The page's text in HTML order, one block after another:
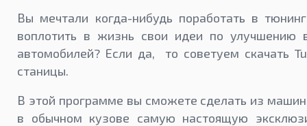
Вы мечтали когда-нибудь поработать в
воплотить в жизнь свои идеи по улучшению
автомобилей? Если да, то советуем скачать
станицы.
В этой программе вы сможете сделать из
в обычном кузове самую настоящую